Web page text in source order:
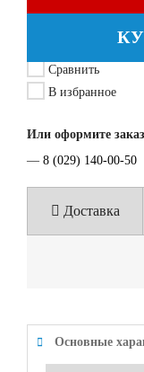
Сравнить
В избранное
Или оформите
— 8 (029) 140-00-50
Доставка
Основные